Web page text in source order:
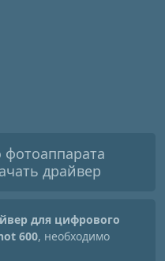
драйвер
для цифрового
600, необходимо